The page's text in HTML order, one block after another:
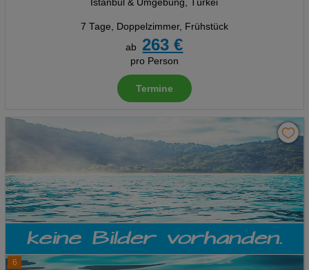
Istanbul & Umgebung, Türkei
7 Tage, Doppelzimmer, Frühstück
ab
263 €
pro Person
Termine
6